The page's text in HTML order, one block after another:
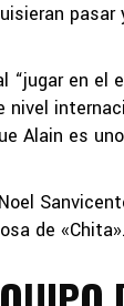
en el
Alain es
de «Chita».